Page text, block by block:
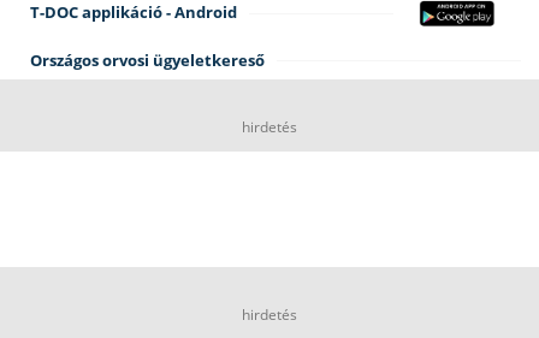
T-DOC applikáció - Android
Országos orvosi ügyeletkereső
hirdetés
hirdetés